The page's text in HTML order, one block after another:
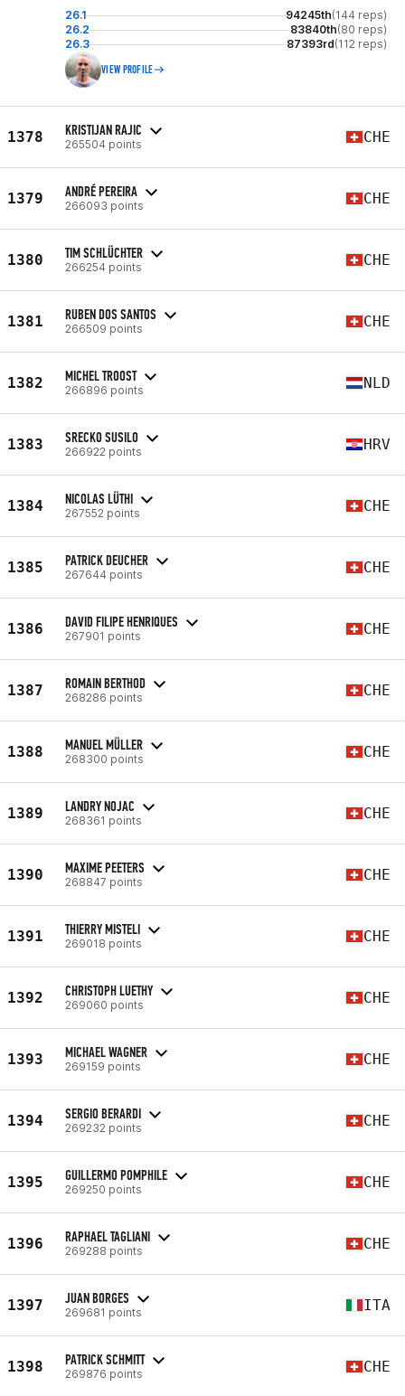
26.1 94245th(144 reps)
26.2
83840th(80 reps)
26.3
87393rd(112 reps)
VIEW PROFILE
1378 KRISTIJAN RAJIC
265504 points CHE
1379 ANDRÉ PEREIRA
266093 points CHE
1380 TIM SCHLÜCHTER
266254 points CHE
1381 RUBEN DOS SANTOS
266509 points CHE
1382 MICHEL TROOST
266896 points NLD
1383 SRECKO SUSILO
266922 points HRV
1384 NICOLAS LÜTHI
267552 points CHE
1385 PATRICK DEUCHER
267644 points CHE
1386 DAVID FILIPE HENRIQUES
267901 points CHE
1387 ROMAIN BERTHOD
268286 points CHE
1388 MANUEL MÜLLER
268300 points CHE
1389 LANDRY NOJAC
268361 points CHE
1390 MAXIME PEETERS
268847 points CHE
1391 THIERRY MISTELI
269018 points CHE
1392 CHRISTOPH LUETHY
269060 points CHE
1393 MICHAEL WAGNER
269159 points CHE
1394 SERGIO BERARDI
269232 points CHE
1395 GUILLERMO POMPHILE
269250 points CHE
1396 RAPHAEL TAGLIANI
269288 points CHE
1397 JUAN BORGES
269681 points ITA
1398 PATRICK SCHMITT
269876 points CHE